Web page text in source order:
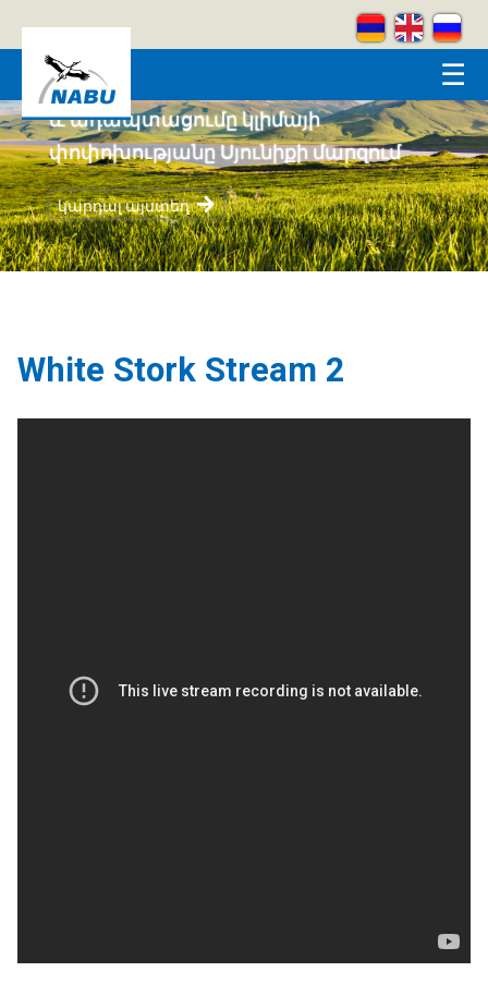
☰
Համայնքահեն բնապահպանությունը
և ադապտացումը կլիմայի
փոփոխությանը Սյունիքի մարզում
կարդալ այստեղ
White Stork Stream 2